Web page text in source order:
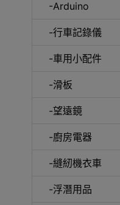
-Arduino
-行車記錄儀
-車用小配件
-滑板
-望遠鏡
-廚房電器
-縫紉機衣車
-浮潛用品